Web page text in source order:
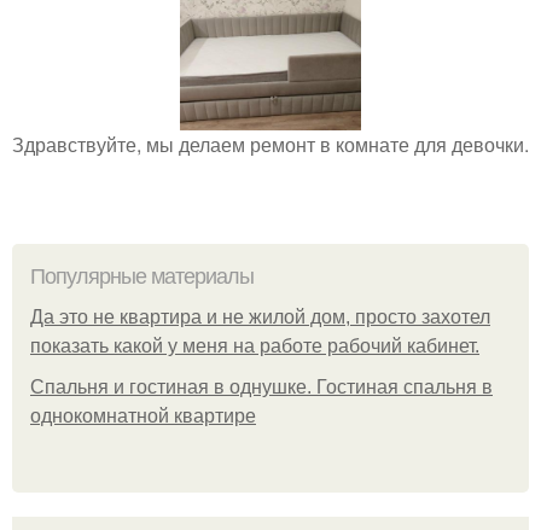
Здравствуйте, мы делаем ремонт в комнате для девочки.
Популярные материалы
Да это не квартира и не жилой дом, просто захотел
показать какой у меня на работе рабочий кабинет.
Спальня и гостиная в однушке. Гостиная спальня в
однокомнатной квартире